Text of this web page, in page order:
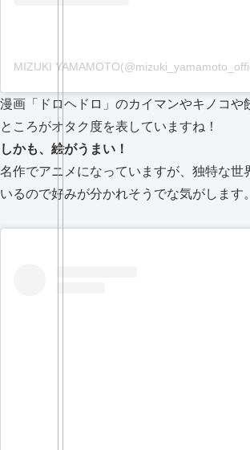
漫画「ドロヘドロ」のカイマンやキノコや
ところがオタク度を表していますね！
しかも、絵がうまい！
名作でアニメになっていますが、独特な世
いるので好みが分かれそうでな気がします。